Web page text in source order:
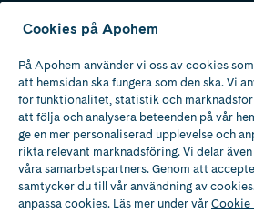
Apotek med tillstånd
av Läkemedelsverket
Cookies på Apohem
På Apohem använder vi oss av cookies
att hemsidan ska fungera som den ska. Vi
för funktionalitet, statistik och
att följa och analysera beteenden på vår
ge en mer personaliserad upplevelse och
rikta relevant marknadsföring. Vi delar
våra samarbetspartners. Genom att
samtycker du till vår användning av
anpassa cookies. Läs mer under vårCookie